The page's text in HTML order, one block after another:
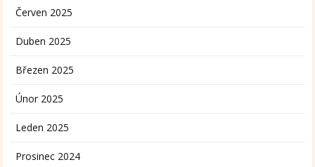
Červen 2025
Duben 2025
Březen 2025
Únor 2025
Leden 2025
Prosinec 2024